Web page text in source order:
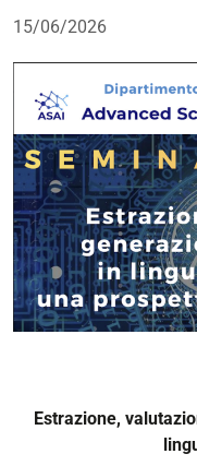
15/06/2026
Estrazione,